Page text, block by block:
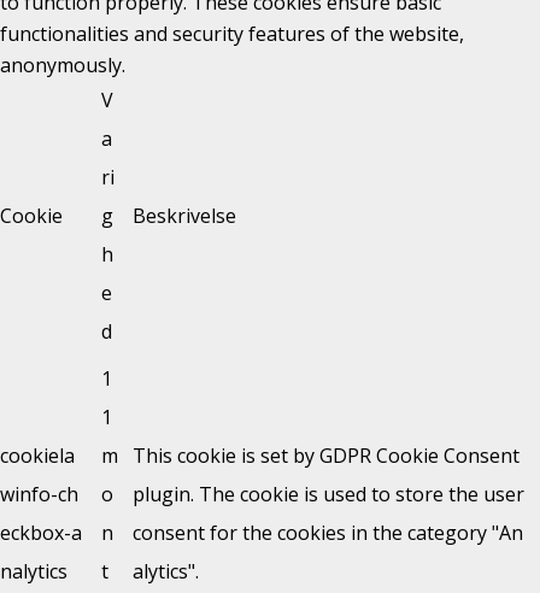
functionalities and security features of the website,
anonymously.
Cookie
V
a
ri
g
h
e
d
Beskrivelse
cookiela
winfo-ch
eckbox-a
nalytics
1
1
m
o
n
t
This cookie is set by GDPR Cookie Consent
plugin. The cookie is used to store the user
consent for the cookies in the category "An
alytics".